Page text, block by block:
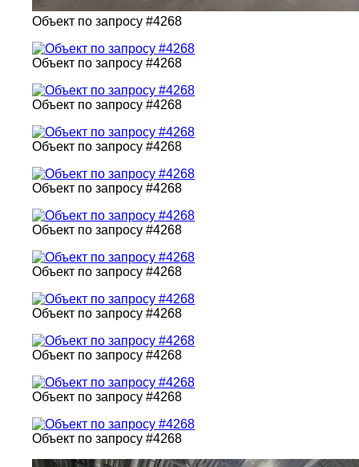
Объект по запросу #4268
Объект по запросу #4268
Объект по запросу #4268
Объект по запросу #4268
Объект по запросу #4268
Объект по запросу #4268
Объект по запросу #4268
Объект по запросу #4268
Объект по запросу #4268
Объект по запросу #4268
Объект по запросу #4268